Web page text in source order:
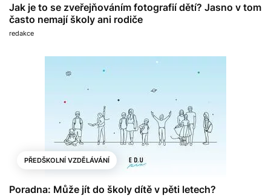
Jak je to se zveřejňováním fotografií dětí? Jasno v tom
často nemají školy ani rodiče
redakce
PŘEDŠKOLNÍ VZDĚLÁVÁNÍ
Poradna: Může jít do školy dítě v pěti letech?